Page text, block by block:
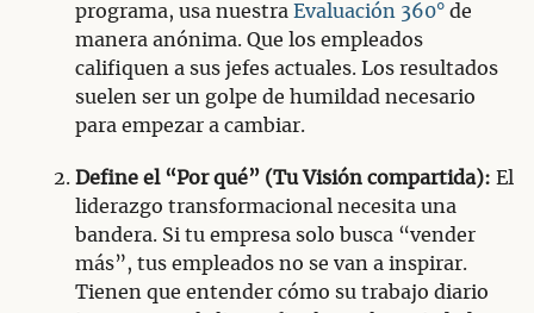
programa, usa nuestra Evaluación 360° de
manera anónima. Que los empleados
califiquen a sus jefes actuales. Los resultados
suelen ser un golpe de humildad necesario
para empezar a cambiar.
Define el “Por qué” (Tu Visión compartida): El
liderazgo transformacional necesita una
bandera. Si tu empresa solo busca “vender
más”, tus empleados no se van a inspirar.
Tienen que entender cómo su trabajo diario